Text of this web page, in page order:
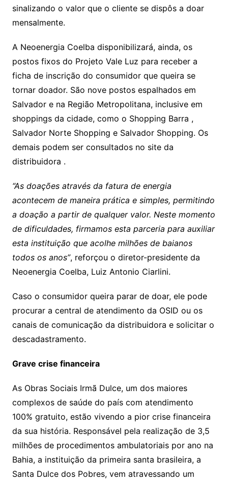
sinalizando o valor que o cliente se dispôs a doar
mensalmente.
A Neoenergia Coelba disponibilizará, ainda, os
postos fixos do Projeto Vale Luz para receber a
ficha de inscrição do consumidor que queira se
tornar doador. São nove postos espalhados em
Salvador e na Região Metropolitana, inclusive em
shoppings da cidade, como o Shopping Barra ,
Salvador Norte Shopping e Salvador Shopping. Os
demais podem ser consultados no site da
distribuidora .
“As doações através da fatura de energia
acontecem de maneira prática e simples, permitindo
a doação a partir de qualquer valor. Neste momento
de dificuldades, firmamos esta parceria para auxiliar
esta instituição que acolhe milhões de baianos
todos os anos”, reforçou o diretor-presidente da
Neoenergia Coelba, Luiz Antonio Ciarlini.
Caso o consumidor queira parar de doar, ele pode
procurar a central de atendimento da OSID ou os
canais de comunicação da distribuidora e solicitar o
descadastramento.
Grave crise financeira
As Obras Sociais Irmã Dulce, um dos maiores
complexos de saúde do país com atendimento
100% gratuito, estão vivendo a pior crise financeira
da sua história. Responsável pela realização de 3,5
milhões de procedimentos ambulatoriais por ano na
Bahia, a instituição da primeira santa brasileira, a
Santa Dulce dos Pobres, vem atravessando um